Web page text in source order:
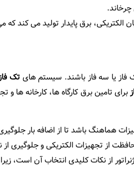
الکتریکی، برق پایدار تولید می ‌کند
فاز یا سه فاز باشند. سیستم‌ هایتک
برای تامین برق کارگاه ‌ها، کارخانه‌ ها
هماهنگ باشد تا از اضافه بار
از تجهیزات الکتریکی و جلوگیری
از نکات کلیدی انتخاب آن